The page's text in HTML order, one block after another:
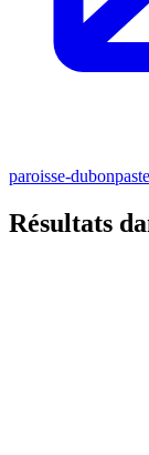
paroisse-
Résultats